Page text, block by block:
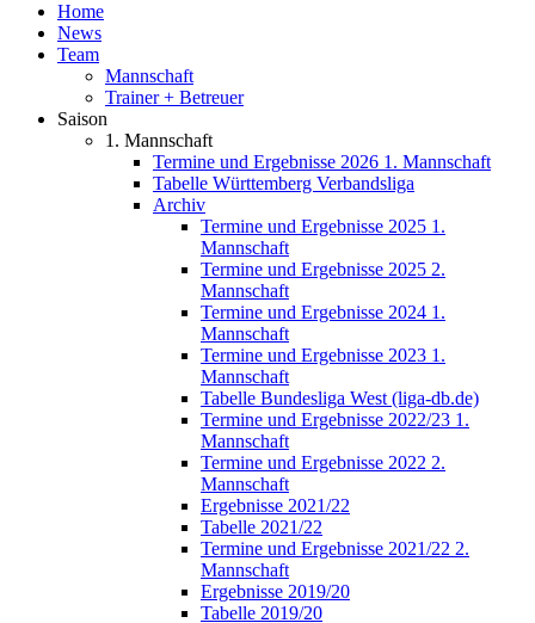
Home
News
Team
Mannschaft
Trainer + Betreuer
Saison
1. Mannschaft
Termine und Ergebnisse 2026 1. Mannschaft
Tabelle Württemberg Verbandsliga
Archiv
Termine und Ergebnisse 2025 1.
Mannschaft
Termine und Ergebnisse 2025 2.
Mannschaft
Termine und Ergebnisse 2024 1.
Mannschaft
Termine und Ergebnisse 2023 1.
Mannschaft
Tabelle Bundesliga West (liga-db.de)
Termine und Ergebnisse 2022/23 1.
Mannschaft
Termine und Ergebnisse 2022 2.
Mannschaft
Ergebnisse 2021/22
Tabelle 2021/22
Termine und Ergebnisse 2021/22 2.
Mannschaft
Ergebnisse 2019/20
Tabelle 2019/20